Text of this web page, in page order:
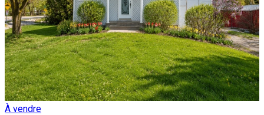
À vendre